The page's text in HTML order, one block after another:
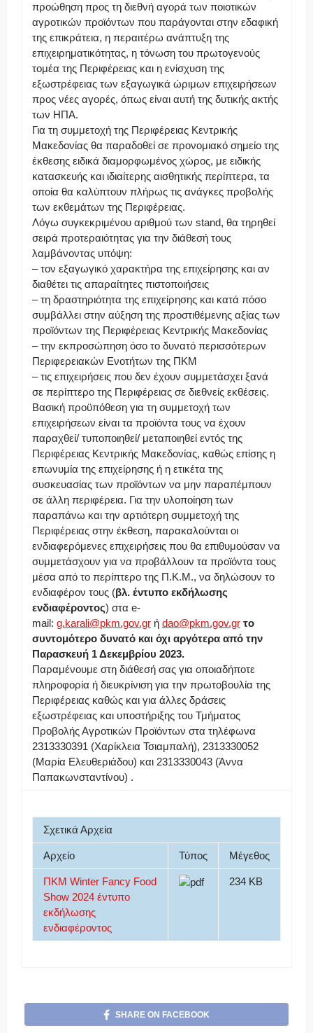
προώθηση προς τη διεθνή αγορά των ποιοτικών
αγροτικών προϊόντων που παράγονται στην εδαφική
της επικράτεια, η περαιτέρω ανάπτυξη της
επιχειρηματικότητας, η τόνωση του πρωτογενούς
τομέα της Περιφέρειας και η ενίσχυση της
εξωστρέφειας των εξαγωγικά ώριμων επιχειρήσεων
προς νέες αγορές, όπως είναι αυτή της δυτικής ακτής
των ΗΠΑ.
Για τη συμμετοχή της Περιφέρειας Κεντρικής
Μακεδονίας θα παραδοθεί σε προνομιακό σημείο της
έκθεσης ειδικά διαμορφωμένος χώρος, με ειδικής
κατασκευής και ιδιαίτερης αισθητικής περίπτερα, τα
οποία θα καλύπτουν πλήρως τις ανάγκες προβολής
των εκθεμάτων της Περιφέρειας.
Λόγω συγκεκριμένου αριθμού των stand, θα τηρηθεί
σειρά προτεραιότητας για την διάθεσή τους
λαμβάνοντας υπόψη:
– τον εξαγωγικό χαρακτήρα της επιχείρησης και αν
διαθέτει τις απαραίτητες πιστοποιήσεις
– τη δραστηριότητα της επιχείρησης και κατά πόσο
συμβάλλει στην αύξηση της προστιθέμενης αξίας των
προϊόντων της Περιφέρειας Κεντρικής Μακεδονίας
– την εκπροσώπηση όσο το δυνατό περισσότερων
Περιφερειακών Ενοτήτων της ΠΚΜ
– τις επιχειρήσεις που δεν έχουν συμμετάσχει ξανά
σε περίπτερο της Περιφέρειας σε διεθνείς εκθέσεις.
Βασική προϋπόθεση για τη συμμετοχή των
επιχειρήσεων είναι τα προϊόντα τους να έχουν
παραχθεί/ τυποποιηθεί/ μεταποιηθεί εντός της
Περιφέρειας Κεντρικής Μακεδονίας, καθώς επίσης η
επωνυμία της επιχείρησης ή η ετικέτα της
συσκευασίας των προϊόντων να μην παραπέμπουν
σε άλλη περιφέρεια. Για την υλοποίηση των
παραπάνω και την αρτιότερη συμμετοχή της
Περιφέρειας στην έκθεση, παρακαλούνται οι
ενδιαφερόμενες επιχειρήσεις που θα επιθυμούσαν να
συμμετάσχουν για να προβάλλουν τα προϊόντα τους
μέσα από το περίπτερο της Π.Κ.Μ., να δηλώσουν το
ενδιαφέρον τους (βλ. έντυπο εκδήλωσης
ενδιαφέροντος) στα e-
mail: g.karali@pkm.gov.gr ή dao@pkm.gov.gr το
συντομότερο δυνατό και όχι αργότερα από την
Παρασκευή 1 Δεκεμβρίου 2023.
Παραμένουμε στη διάθεσή σας για οποιαδήποτε
πληροφορία ή διευκρίνιση για την πρωτοβουλία της
Περιφέρειας καθώς και για άλλες δράσεις
εξωστρέφειας και υποστήριξης του Τμήματος
Προβολής Αγροτικών Προϊόντων στα τηλέφωνα
2313330391 (Χαρίκλεια Τσιαμπαλή), 2313330052
(Μαρία Ελευθεριάδου) και 2313330043 (Άννα
Παπακωνσταντίνου) .
Σχετικά Αρχεία
Αρχείο Τύπος Μέγεθος
ΠΚΜ Winter Fancy Food
Show 2024 έντυπο
εκδήλωσης
ενδιαφέροντος
234 KB
SHARE ON FACEBOOK